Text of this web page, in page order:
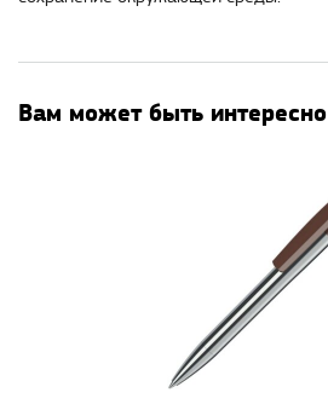
Вам может быть интересно